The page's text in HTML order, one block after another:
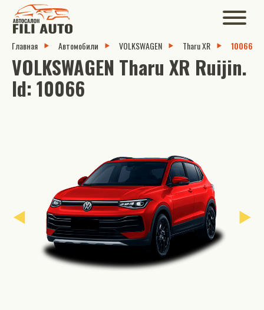
Главная Автомобили VOLKSWAGEN Tharu XR 10066
VOLKSWAGEN Tharu XR Ruijin.
Id: 10066